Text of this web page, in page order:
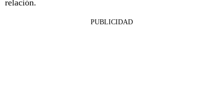
relación.
PUBLICIDAD